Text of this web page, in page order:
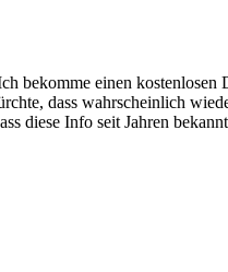
bekomme einen
dass wahrscheinlich
diese Info seit Jahren